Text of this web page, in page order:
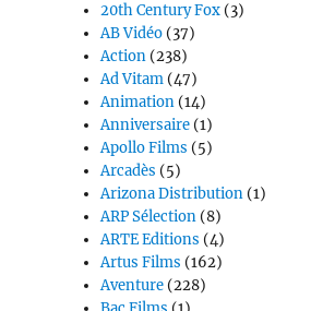
20th Century Fox (3)
AB Vidéo (37)
Action (238)
Ad Vitam (47)
Animation (14)
Anniversaire (1)
Apollo Films (5)
Arcadès (5)
Arizona Distribution (1)
ARP Sélection (8)
ARTE Editions (4)
Artus Films (162)
Aventure (228)